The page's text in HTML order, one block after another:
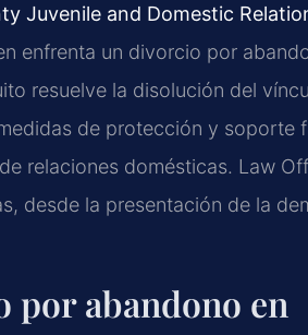
Juvenile and Domestic
enfrenta un divorcio por
resuelve la disolución del
de protección y soporte
relaciones domésticas. Law
desde la presentación de la
por abandono en